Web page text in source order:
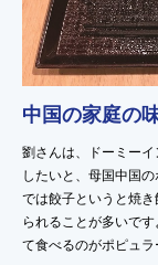
中国の家庭の
劉さんは、ドーミー
したいと、母国中国
では餃子というと焼
られることが多いで
て食べるのがポピュラ